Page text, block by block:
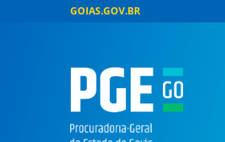
GOIAS.GOV.BR